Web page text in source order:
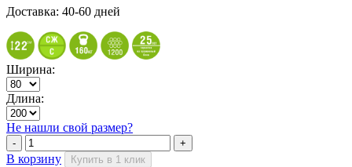
Доставка: 40-60 дней
Ширина:
Длина:
Не нашли свой размер?
В корзину Купить в 1 клик